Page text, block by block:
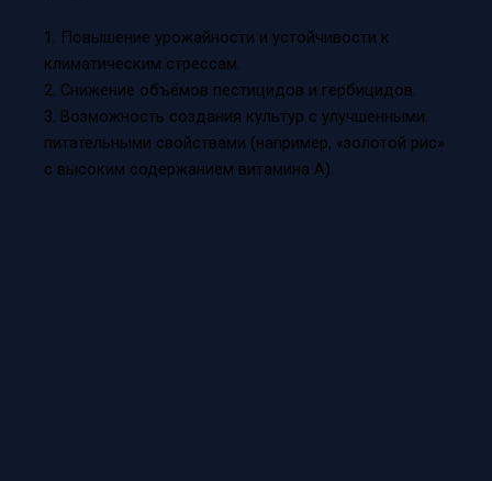
1. Повышение урожайности и устойчивости к
климатическим стрессам.
2. Снижение объёмов пестицидов и гербицидов.
3. Возможность создания культур с улучшенными
питательными свойствами (например, «золотой рис»
с высоким содержанием витамина A).